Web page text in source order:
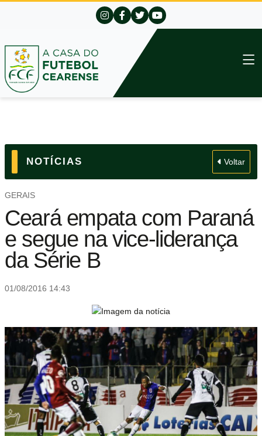
NOTÍCIAS Voltar
GERAIS
Ceará empata com Paraná
e segue na vice-liderança
da Série B
01/08/2016 14:43